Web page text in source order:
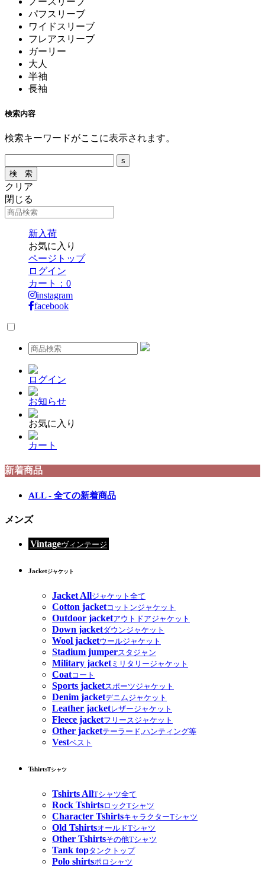
パフスリーブ
ワイドスリーブ
フレアスリーブ
ガーリー
大人
半袖
長袖
検索内容
検索キーワードがここに表示されます。
クリア
閉じる
新入荷
お気に入り
ページトップ
ログイン
カート： 0
instagram
facebook
ログイン
お知らせ
お気に入り
カート
新着商品
ALL - 全ての新着商品
メンズ
Vintageヴィンテージ
Jacketジャケット
Jacket Allジャケット全て
Cotton jacketコットンジャケット
Outdoor jacketアウトドアジャケット
Down jacketダウンジャケット
Wool jacketウールジャケット
Stadium jumperスタジャン
Military jacketミリタリージャケット
Coatコート
Sports jacketスポーツジャケット
Denim jacketデニムジャケット
Leather jacketレザージャケット
Fleece jacketフリースジャケット
Other jacketテーラード,ハンティング等
Vestベスト
TshirtsTシャツ
Tshirts AllTシャツ全て
Rock TshirtsロックTシャツ
Character TshirtsキャラクターTシャツ
Old TshirtsオールドTシャツ
Other Tshirtsその他Tシャツ
Tank topタンクトップ
Polo shirtsポロシャツ